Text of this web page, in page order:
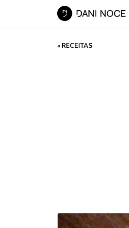
« RECEITAS